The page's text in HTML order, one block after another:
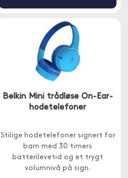
Belkin Mini trådløse On-Ear-
hodetelefoner
Stilige hodetelefoner signert for
barn med 30 timers
batterilevetid og et trygt
volumnivå på sign.